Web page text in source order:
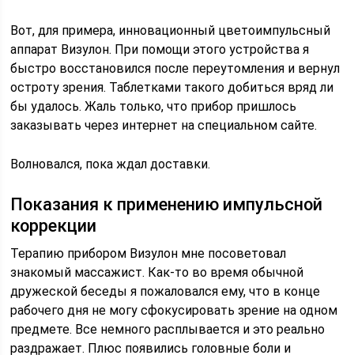
Вот, для примера, инновационный цветоимпульсный
аппарат Визулон. При помощи этого устройства я
быстро восстановился после переутомления и вернул
остроту зрения. Таблетками такого добиться вряд ли
бы удалось. Жаль только, что прибор пришлось
заказывать через интернет на специальном сайте.
Волновался, пока ждал доставки.
Показания к применению импульсной
коррекции
Терапию прибором Визулон мне посоветовал
знакомый массажист. Как-то во время обычной
дружеской беседы я пожаловался ему, что в конце
рабочего дня не могу сфокусировать зрение на одном
предмете. Все немного расплывается и это реально
раздражает. Плюс появились головные боли и